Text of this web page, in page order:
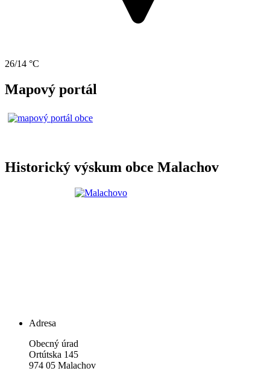
26/14 °C
Mapový portál
Historický výskum obce Malachov
Adresa
Obecný úrad
Ortútska 145
974 05 Malachov